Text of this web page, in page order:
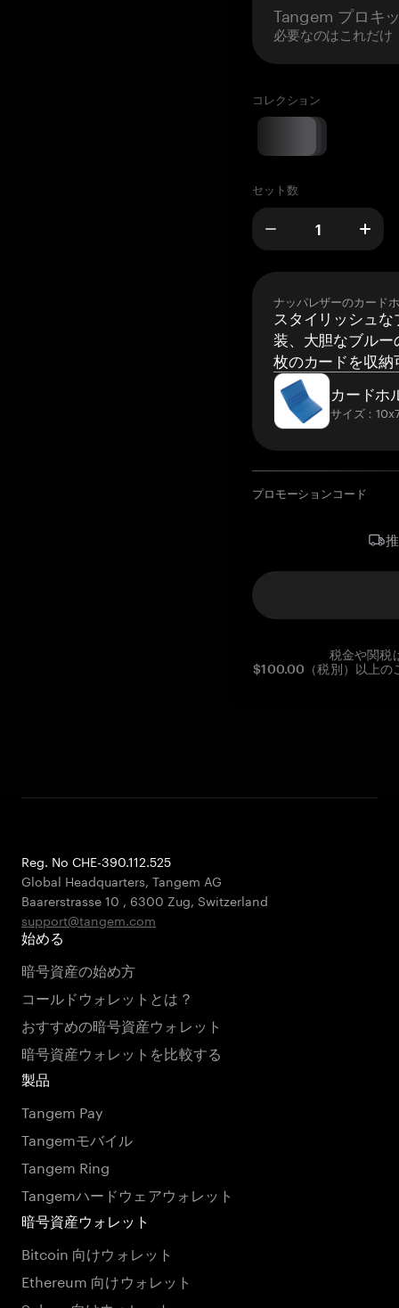
Tangem プロキ
必要なのはこれだけ
コレクション
セット数
ナッパレザーのカード
スタイリッシュ
装、大胆なブルー
枚のカードを収納
カードホ
サイズ：
プロモーションコード
税金や関税
$100.00（税別）以上の
Reg. No CHE-390.112.525
Global Headquarters, Tangem AG
Baarerstrasse 10 , 6300 Zug, Switzerland
support@tangem.com
始める
暗号資産の始め方
コールドウォレットとは？
おすすめの暗号資産ウォレット
暗号資産ウォレットを比較する
製品
Tangem Pay
Tangemモバイル
Tangem Ring
Tangemハードウェアウォレット
暗号資産ウォレット
Bitcoin 向けウォレット
Ethereum 向けウォレット